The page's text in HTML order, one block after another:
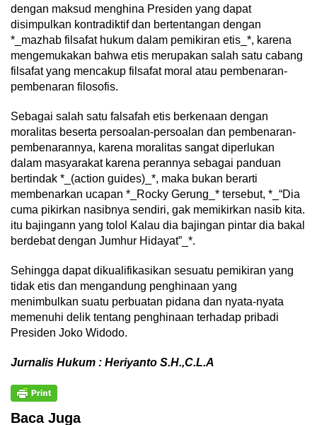
dengan maksud menghina Presiden yang dapat
disimpulkan kontradiktif dan bertentangan dengan
*_mazhab filsafat hukum dalam pemikiran etis_*, karena
mengemukakan bahwa etis merupakan salah satu cabang
filsafat yang mencakup filsafat moral atau pembenaran-
pembenaran filosofis.
Sebagai salah satu falsafah etis berkenaan dengan
moralitas beserta persoalan-persoalan dan pembenaran-
pembenarannya, karena moralitas sangat diperlukan
dalam masyarakat karena perannya sebagai panduan
bertindak *_(action guides)_*, maka bukan berarti
membenarkan ucapan *_Rocky Gerung_* tersebut, *_“Dia
cuma pikirkan nasibnya sendiri, gak memikirkan nasib kita.
itu bajingann yang tolol Kalau dia bajingan pintar dia bakal
berdebat dengan Jumhur Hidayat”_*.
Sehingga dapat dikualifikasikan sesuatu pemikiran yang
tidak etis dan mengandung penghinaan yang
menimbulkan suatu perbuatan pidana dan nyata-nyata
memenuhi delik tentang penghinaan terhadap pribadi
Presiden Joko Widodo.
Jurnalis Hukum : Heriyanto S.H.,C.L.A
Baca Juga